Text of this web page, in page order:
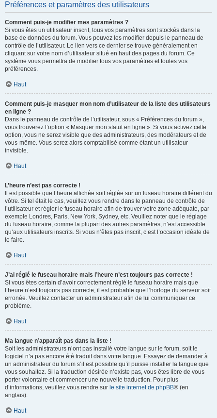
Préférences et paramètres des utilisateurs
Comment puis-je modifier mes paramètres ?
Si vous êtes un utilisateur inscrit, tous vos paramètres sont stockés dans la
base de données du forum. Vous pouvez les modifier depuis le panneau de
contrôle de l’utilisateur. Le lien vers ce dernier se trouve généralement en
cliquant sur votre nom d’utilisateur situé en haut des pages du forum. Ce
système vous permettra de modifier tous vos paramètres et toutes vos
préférences.
Haut
Comment puis-je masquer mon nom d’utilisateur de la liste des utilisateurs
en ligne ?
Dans le panneau de contrôle de l’utilisateur, sous « Préférences du forum »,
vous trouverez l’option « Masquer mon statut en ligne ». Si vous activez cette
option, vous ne serez visible que des administrateurs, des modérateurs et de
vous-même. Vous serez alors comptabilisé comme étant un utilisateur
invisible.
Haut
L’heure n’est pas correcte !
Il est possible que l’heure affichée soit réglée sur un fuseau horaire différent du
vôtre. Si tel était le cas, veuillez vous rendre dans le panneau de contrôle de
l’utilisateur et régler le fuseau horaire afin de trouver votre zone adéquate, par
exemple Londres, Paris, New York, Sydney, etc. Veuillez noter que le réglage
du fuseau horaire, comme la plupart des autres paramètres, n’est accessible
qu’aux utilisateurs inscrits. Si vous n’êtes pas inscrit, c’est l’occasion idéale de
le faire.
Haut
J’ai réglé le fuseau horaire mais l’heure n’est toujours pas correcte !
Si vous êtes certain d’avoir correctement réglé le fuseau horaire mais que
l’heure n’est toujours pas correcte, il est probable que l’horloge du serveur soit
erronée. Veuillez contacter un administrateur afin de lui communiquer ce
problème.
Haut
Ma langue n’apparaît pas dans la liste !
Soit les administrateurs n’ont pas installé votre langue sur le forum, soit le
logiciel n’a pas encore été traduit dans votre langue. Essayez de demander à
un administrateur du forum s’il est possible qu’il puisse installer la langue que
vous souhaitez. Si la traduction désirée n’existe pas, vous êtes libre de vous
porter volontaire et commencer une nouvelle traduction. Pour plus
d’informations, veuillez vous rendre sur le site internet de phpBB® (en
anglais).
Haut